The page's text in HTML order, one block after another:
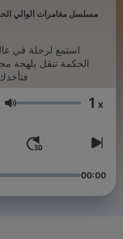
استمع لرحلة في
الحكمة تنقل بلهجة
Volume 1 x
00:00